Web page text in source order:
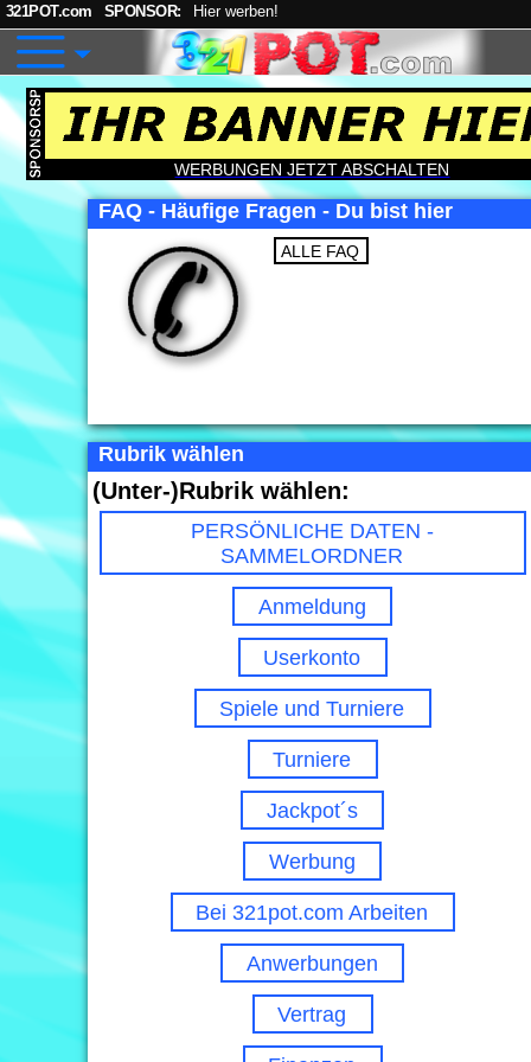
321POT.com SPONSOR: Hier werben!
WERBUNGEN JETZT ABSCHALTEN
FAQ - Häufige Fragen - Du bist hier
ALLE FAQ
Rubrik wählen
(Unter-)Rubrik wählen:
PERSÖNLICHE DATEN -
SAMMELORDNER
Anmeldung
Userkonto
Spiele und Turniere
Turniere
Jackpot´s
Werbung
Bei 321pot.com Arbeiten
Anwerbungen
Vertrag